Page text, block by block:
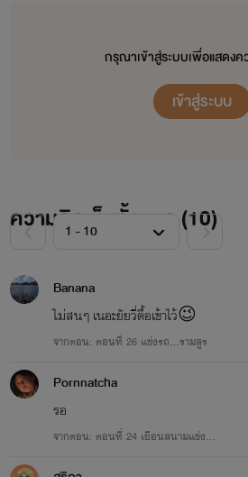
กรุณาเข้าสู่ระบบเพื่อแสดง
เข้าสู่ระบบ
ความคิดเห็นทั้งหมด (10)
Banana
ไม่สนๆ เนอะยัยวี่ดื้อเข้าไว้😉
จากตอน: ตอนที่ 26 แข่งรถ...รามสูร
Pornnatcha
รอ
จากตอน: ตอนที่ 24 เยือนสนามแข่ง...